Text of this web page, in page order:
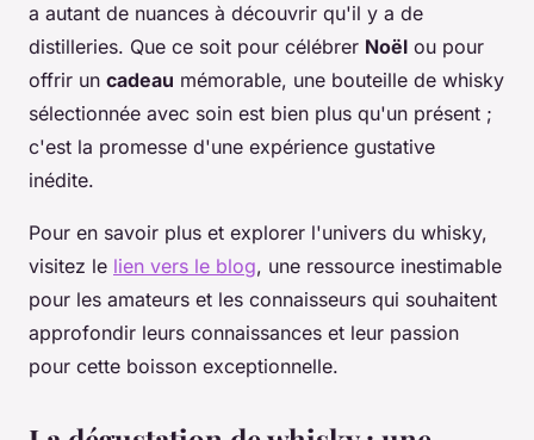
a autant de nuances à découvrir qu'il y a de
distilleries. Que ce soit pour célébrer Noël ou pour
offrir un cadeau mémorable, une bouteille de whisky
sélectionnée avec soin est bien plus qu'un présent ;
c'est la promesse d'une expérience gustative
inédite.
Pour en savoir plus et explorer l'univers du whisky,
visitez le lien vers le blog, une ressource inestimable
pour les amateurs et les connaisseurs qui souhaitent
approfondir leurs connaissances et leur passion
pour cette boisson exceptionnelle.